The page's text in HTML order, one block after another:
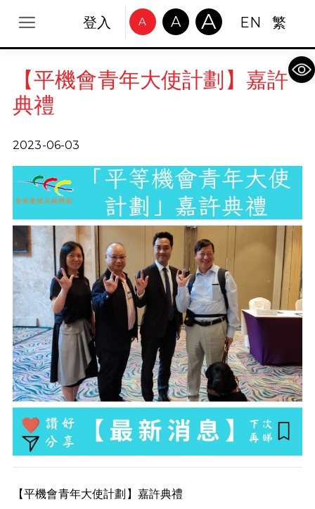
登入 A A A EN 繁
【平機會青年大使計劃】嘉許
典禮
2023-06-03
【平機會青年大使計劃】嘉許典禮